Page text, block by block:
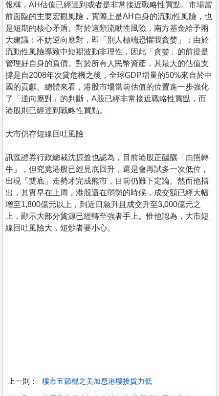
報稱，AH估值已經達到或者是非常接近戰略性買點。市場當
前面臨的主要宏觀風險，實際上是AH自身的流動性風險，也
是短期的核心矛盾。對於這類流動性風險，南方基金給予兩
大建議：不妨逆向應對，即「別人極端恐懼我貪婪」；由於
流動性風險導致中短期波動非理性，因此「貪婪」的前提是
管理好自身的負債。對於所有人民幣資產，其最大的估值支
撐是自2008年次貸危機之後，全球GDP增量的50%來自於中
國的貢獻。總體來看，港股市場當前估值的位置進一步強化
了「逆向應對」的判斷，A股已經非常接近戰略性買點，而
港股則已經達到戰略性買點。
大市仍存短線回吐風險
訊匯證券行政總裁沈振盈也認為，目前港股正醞釀「由熊轉
牛」，但究竟港股已經見底回升，還是會再試多一次低位，
出現「雙底」走勢才完成熊市，目前仍難下定論。然而他指
出，其實早在上周，港股還在弱勢的時候，成交額已經大幅
增至1,800億元以上，到近日急升且成交升至3,000億元之
上，顯示大部分貨源已經轉至強者手上。惟他認為，大市短
線回吐風險大，短炒者要小心。
上一則： 樓市五節棍之美加息港樓接貨力低